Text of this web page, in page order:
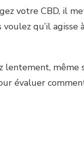
votre CBD, il
qu’il
lentement,
évaluer